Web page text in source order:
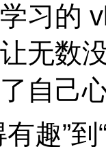
习的
无数
自己
趣”到